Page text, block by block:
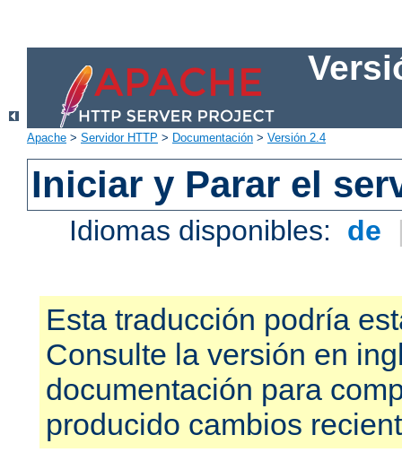
Apache > Servidor HTTP > Documentación > Versión 2.4
Iniciar y Parar el
Idiomas disponibles: de
Esta traducción podría
Consulte la versión en
documentación para
producido cambios